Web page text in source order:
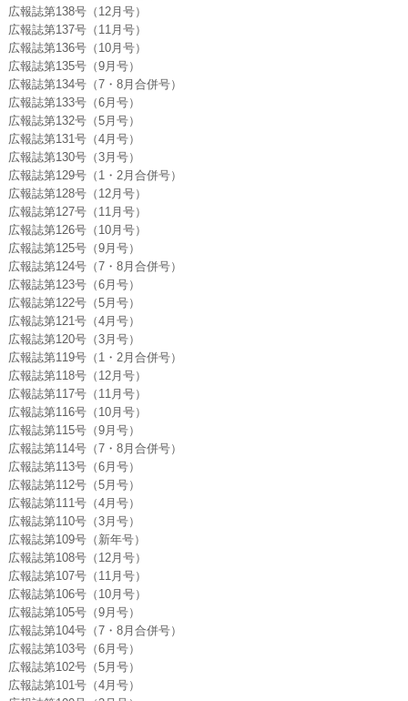
広報誌第138号（12月号）
広報誌第137号（11月号）
広報誌第136号（10月号）
広報誌第135号（9月号）
広報誌第134号（7・8月合併号）
広報誌第133号（6月号）
広報誌第132号（5月号）
広報誌第131号（4月号）
広報誌第130号（3月号）
広報誌第129号（1・2月合併号）
広報誌第128号（12月号）
広報誌第127号（11月号）
広報誌第126号（10月号）
広報誌第125号（9月号）
広報誌第124号（7・8月合併号）
広報誌第123号（6月号）
広報誌第122号（5月号）
広報誌第121号（4月号）
広報誌第120号（3月号）
広報誌第119号（1・2月合併号）
広報誌第118号（12月号）
広報誌第117号（11月号）
広報誌第116号（10月号）
広報誌第115号（9月号）
広報誌第114号（7・8月合併号）
広報誌第113号（6月号）
広報誌第112号（5月号）
広報誌第111号（4月号）
広報誌第110号（3月号）
広報誌第109号（新年号）
広報誌第108号（12月号）
広報誌第107号（11月号）
広報誌第106号（10月号）
広報誌第105号（9月号）
広報誌第104号（7・8月合併号）
広報誌第103号（6月号）
広報誌第102号（5月号）
広報誌第101号（4月号）